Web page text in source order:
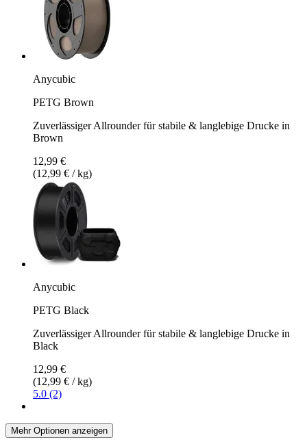
Anycubic
PETG Brown
Zuverlässiger Allrounder für stabile & langlebige Drucke in
Brown
12,99 €
(12,99 € / kg)
Anycubic
PETG Black
Zuverlässiger Allrounder für stabile & langlebige Drucke in
Black
12,99 €
(12,99 € / kg)
5.0 (2)
Mehr Optionen anzeigen